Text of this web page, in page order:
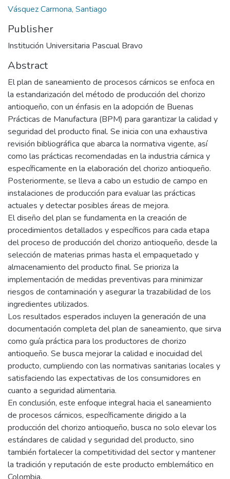
Vásquez Carmona, Santiago
Publisher
Institución Universitaria Pascual Bravo
Abstract
El plan de saneamiento de procesos cárnicos se enfoca en
la estandarización del método de producción del chorizo
antioqueño, con un énfasis en la adopción de Buenas
Prácticas de Manufactura (BPM) para garantizar la calidad y
seguridad del producto final. Se inicia con una exhaustiva
revisión bibliográfica que abarca la normativa vigente, así
como las prácticas recomendadas en la industria cárnica y
específicamente en la elaboración del chorizo antioqueño.
Posteriormente, se lleva a cabo un estudio de campo en
instalaciones de producción para evaluar las prácticas
actuales y detectar posibles áreas de mejora.
El diseño del plan se fundamenta en la creación de
procedimientos detallados y específicos para cada etapa
del proceso de producción del chorizo antioqueño, desde la
selección de materias primas hasta el empaquetado y
almacenamiento del producto final. Se prioriza la
implementación de medidas preventivas para minimizar
riesgos de contaminación y asegurar la trazabilidad de los
ingredientes utilizados.
Los resultados esperados incluyen la generación de una
documentación completa del plan de saneamiento, que sirva
como guía práctica para los productores de chorizo
antioqueño. Se busca mejorar la calidad e inocuidad del
producto, cumpliendo con las normativas sanitarias locales y
satisfaciendo las expectativas de los consumidores en
cuanto a seguridad alimentaria.
En conclusión, este enfoque integral hacia el saneamiento
de procesos cárnicos, específicamente dirigido a la
producción del chorizo antioqueño, busca no solo elevar los
estándares de calidad y seguridad del producto, sino
también fortalecer la competitividad del sector y mantener
la tradición y reputación de este producto emblemático en